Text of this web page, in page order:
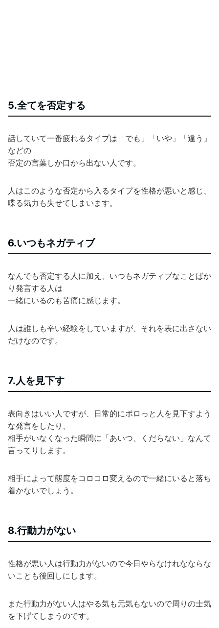
5.全てを否定する
話していて一番疲れるタイプは「でも」「いや」「違う」
などの
否定の言葉しか口から出ない人です。
人はこのような否定から入るタイプを性格が悪いと感じ、
喋る気力も失せてしまいます。
6.いつもネガティブ
なんでも否定する人に加え、いつもネガティブなことばか
り発言する人は
一緒にいるのも苦痛に感じます。
人は誰しも辛い経験をしていますが、それを表に出さない
だけなのです。
7.人を見下す
表向きはいい人ですが、日常的にポロっと人を見下すよう
な発言をしたり、
相手がいなくなった瞬間に「あいつ、くだらない」なんて
言ってりします。
相手によって態度をコロコロ変えるので一緒にいると落ち
着かないでしょう。
8.行動力がない
性格が悪い人は行動力がないので今日やらなけれなならな
いことも後回しにします。
また行動力がない人はやる気も元気もないので周りの士気
を下げてしまうのです。